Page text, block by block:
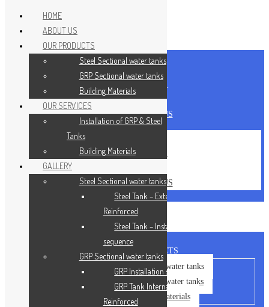
Skip to content
CAREERS
CONTACT US
ABOUT US
CONTACT US
OUR PRODUCTS
Steel Sectional water tanks
GRP Sectional water tanks
Building Materials
HOME
ABOUT US
OUR PRODUCTS
Steel Sectional water tanks
GRP Sectional water tanks
Building Materials
OUR SERVICES
Installation of GRP & Steel
Tanks
Building Materials
GALLERY
Steel Sectional water tanks
Steel Tank – Externally
Reinforced
Steel Tank – Installation
sequence
GRP Sectional water tanks
GRP Installation sequence
GRP Tank Internally
Reinforced